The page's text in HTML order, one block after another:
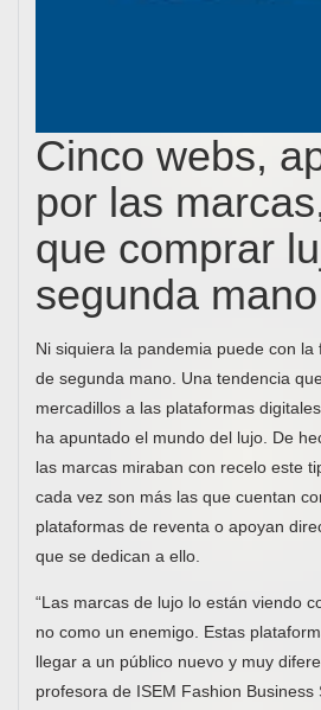
Cinco webs,
por las
que comprar
segunda mano
Ni siquiera la pandemia puede con
de segunda mano. Una tendencia
mercadillos a las plataformas
ha apuntado el mundo del lujo. De
las marcas miraban con recelo este
cada vez son más las que cuentan
plataformas de reventa o apoyan
que se dedican a ello.
“Las marcas de lujo lo están viendo
no como un enemigo. Estas
llegar a un público nuevo y muy
profesora de ISEM Fashion